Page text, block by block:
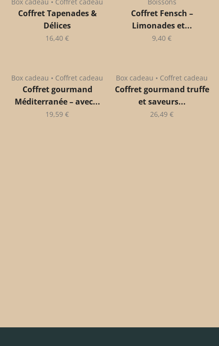
Coffret Tapenades &
Délices
16,40 €
Coffret Fensch –
Limonades et...
9,40 €
Box cadeau • Coffret cadeau
Coffret gourmand
Méditerranée – avec...
19,59 €
Box cadeau • Coffret cadeau
Coffret gourmand truffe
et saveurs...
26,49 €